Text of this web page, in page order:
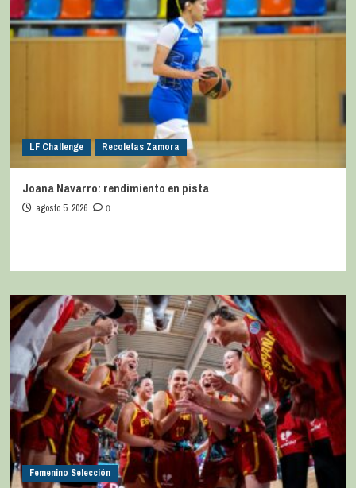
LF Challenge Recoletas Zamora
Joana Navarro: rendimiento en pista
agosto 5, 2026 0
Femenino Selección